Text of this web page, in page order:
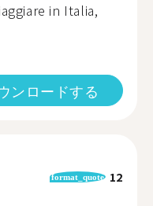
in Italia,
ンロードする
format_quote 12